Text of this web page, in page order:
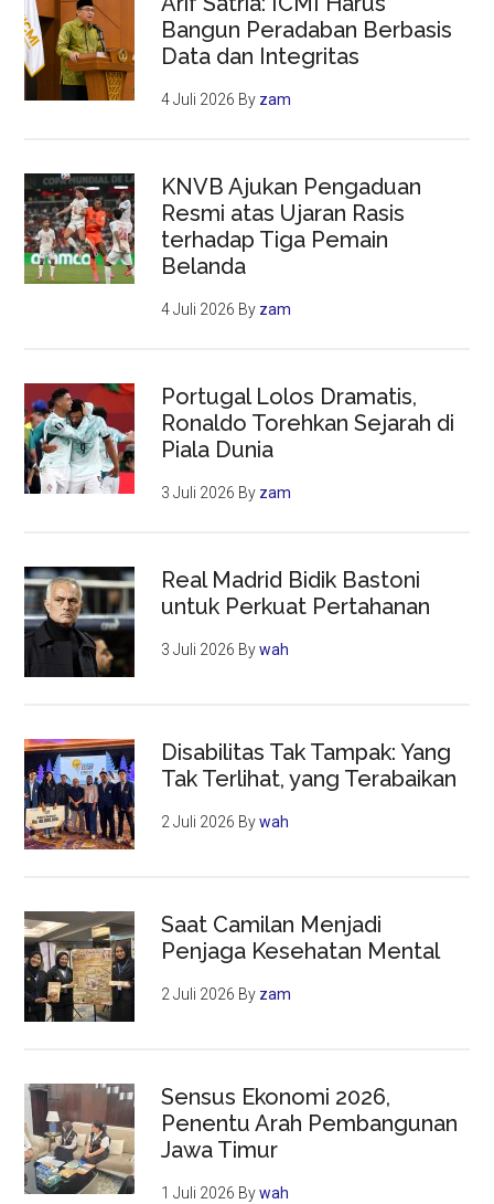
Bangun Peradaban Berbasis
Data dan Integritas
4 Juli 2026 By zam
KNVB Ajukan Pengaduan
Resmi atas Ujaran Rasis
terhadap Tiga Pemain
Belanda
4 Juli 2026 By zam
Portugal Lolos Dramatis,
Ronaldo Torehkan Sejarah di
Piala Dunia
3 Juli 2026 By zam
Real Madrid Bidik Bastoni
untuk Perkuat Pertahanan
3 Juli 2026 Bywah
Disabilitas Tak Tampak: Yang
Tak Terlihat, yang Terabaikan
2 Juli 2026 Bywah
Saat Camilan Menjadi
Penjaga Kesehatan Mental
2 Juli 2026 By zam
Sensus Ekonomi 2026,
Penentu Arah Pembangunan
Jawa Timur
1 Juli 2026 Bywah